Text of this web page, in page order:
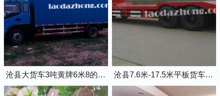
沧县大货车3吨黄牌6米8的厢式货车 沧县7.6米-17.5米平板货车出租